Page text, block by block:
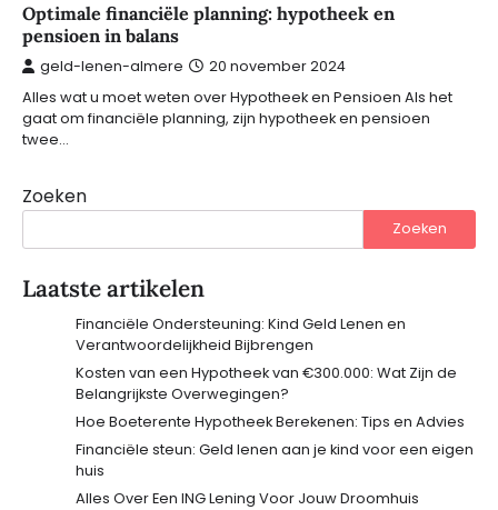
Optimale financiële planning: hypotheek en
pensioen in balans
geld-lenen-almere 20 november 2024
Alles wat u moet weten over Hypotheek en Pensioen Als het
gaat om financiële planning, zijn hypotheek en pensioen
twee…
Zoeken
Zoeken
Laatste artikelen
Financiële Ondersteuning: Kind Geld Lenen en
Verantwoordelijkheid Bijbrengen
Kosten van een Hypotheek van €300.000: Wat Zijn de
Belangrijkste Overwegingen?
Hoe Boeterente Hypotheek Berekenen: Tips en Advies
Financiële steun: Geld lenen aan je kind voor een eigen
huis
Alles Over Een ING Lening Voor Jouw Droomhuis